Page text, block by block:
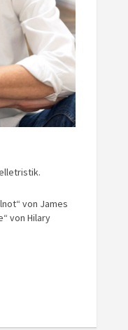
von James
von Hilary